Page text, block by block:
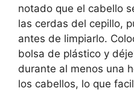
notado que el cabello
las cerdas del cepillo,
antes de limpiarlo.
bolsa de plástico y
durante al menos una
los cabellos, lo que